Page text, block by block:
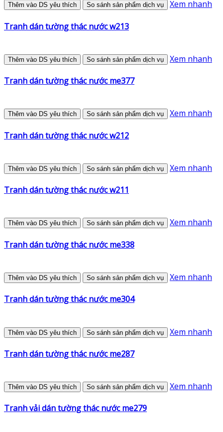
Thêm vào DS yêu thích So sánh sản phẩm dịch vụ Xem nhanh
Tranh dán tường thác nước w213
Thêm vào DS yêu thích So sánh sản phẩm dịch vụ Xem nhanh
Tranh dán tường thác nước me377
Thêm vào DS yêu thích So sánh sản phẩm dịch vụ Xem nhanh
Tranh dán tường thác nước w212
Thêm vào DS yêu thích So sánh sản phẩm dịch vụ Xem nhanh
Tranh dán tường thác nước w211
Thêm vào DS yêu thích So sánh sản phẩm dịch vụ Xem nhanh
Tranh dán tường thác nước me338
Thêm vào DS yêu thích So sánh sản phẩm dịch vụ Xem nhanh
Tranh dán tường thác nước me304
Thêm vào DS yêu thích So sánh sản phẩm dịch vụ Xem nhanh
Tranh dán tường thác nước me287
Thêm vào DS yêu thích So sánh sản phẩm dịch vụ Xem nhanh
Tranh vải dán tường thác nước me279